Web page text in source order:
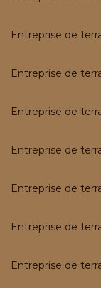
Entreprise de
Entreprise de
Entreprise de
Entreprise de
Entreprise de
Entreprise de
Entreprise de